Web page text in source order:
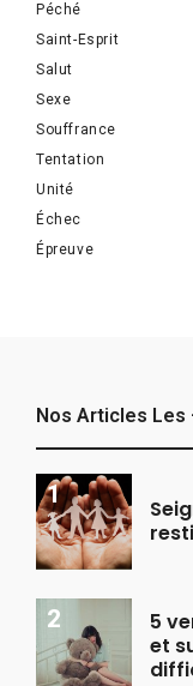
Péché
Saint-Esprit
Salut
Sexe
Souffrance
Tentation
Unité
Échec
Épreuve
Nos Articles Les
5
et